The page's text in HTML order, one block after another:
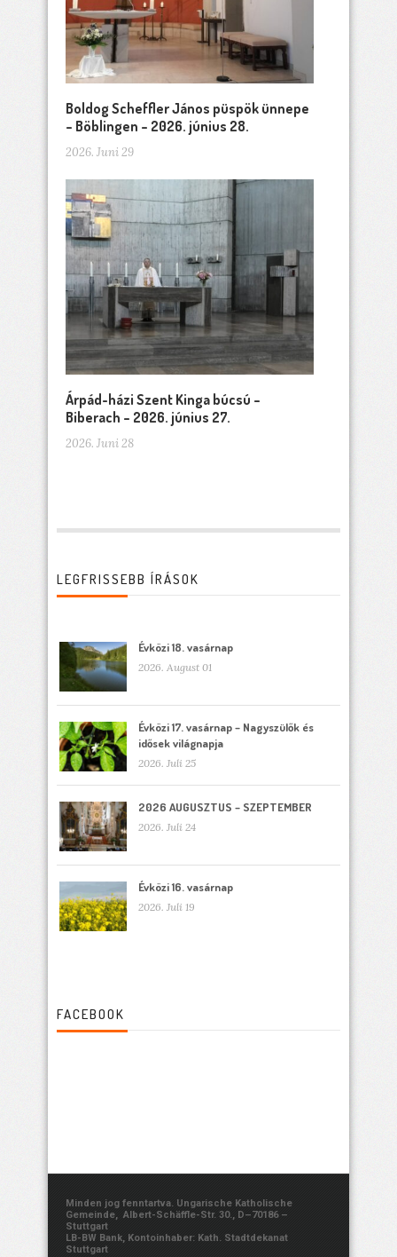
Boldog Scheffler János püspök ünnepe
– Böblingen – 2026. június 28.
2026. Juni 29
Árpád-házi Szent Kinga búcsú –
Biberach – 2026. június 27.
2026. Juni 28
LEGFRISSEBB ÍRÁSOK
Évközi 18. vasárnap
2026. August 01
Évközi 17. vasárnap – Nagyszülők és
idősek világnapja
2026. Juli 25
2026 AUGUSZTUS – SZEPTEMBER
2026. Juli 24
Évközi 16. vasárnap
2026. Juli 19
FACEBOOK
Minden jog fenntartva. Ungarische Katholische
Gemeinde, Albert-Schäffle-Str. 30., D–70186 –
Stuttgart
LB-BW Bank, Kontoinhaber: Kath. Stadtdekanat
Stuttgart